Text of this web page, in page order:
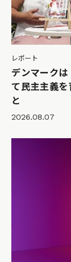
レポート
デンマーク
て民主主義
と
2026.08.07